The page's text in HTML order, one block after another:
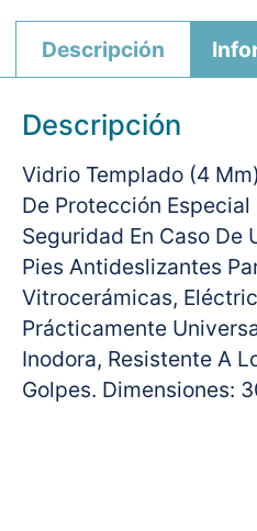
Descripción
Descripción
Vidrio Templado (4
De Protección Especial
Seguridad En Caso De
Pies Antideslizantes
Vitrocerámicas,
Prácticamente
Inodora, Resistente A
Golpes. Dimensiones: